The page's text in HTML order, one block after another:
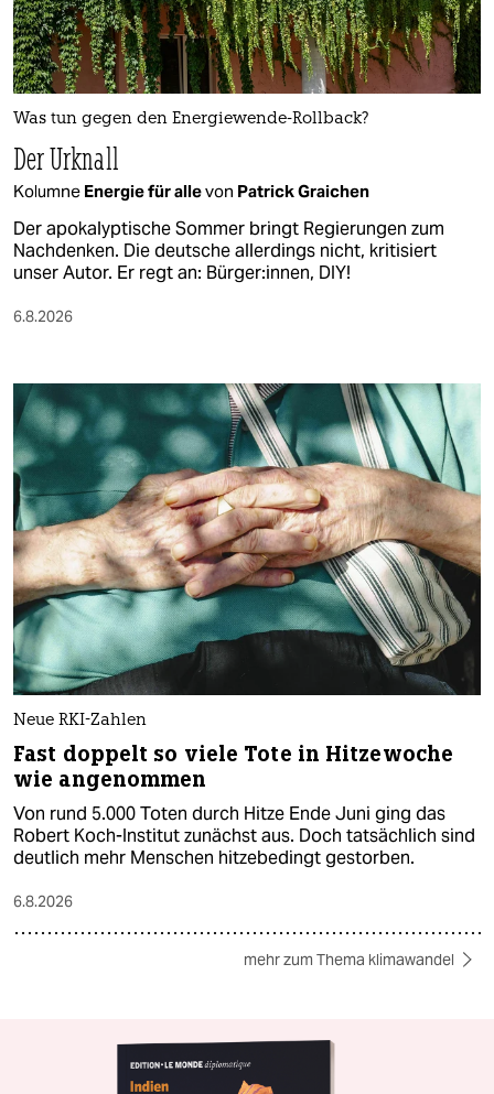
Was tun gegen den Energiewende-Rollback?
Der Urknall
Kolumne Energie für allevon Patrick Graichen
Der apokalyptische Sommer bringt Regierungen zum
Nachdenken. Die deutsche allerdings nicht, kritisiert
unser Autor. Er regt an: Bürger:innen, DIY!
6.8.2026
Neue RKI-Zahlen
Fast doppelt so viele Tote in Hitzewoche
wie angenommen
Von rund 5.000 Toten durch Hitze Ende Juni ging das
Robert Koch-Institut zunächst aus. Doch tatsächlich sind
deutlich mehr Menschen hitzebedingt gestorben.
6.8.2026
mehr zum Thema klimawandel